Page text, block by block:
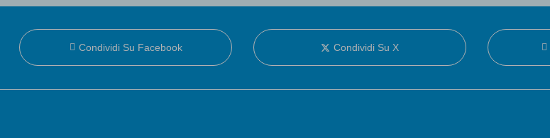
Condividi Su Facebook Condividi Su X